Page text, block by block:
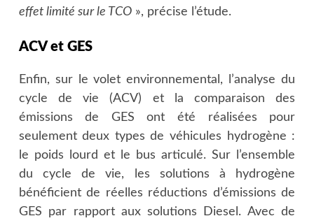
effet limité sur le TCO», précise l’étude.
ACV et GES
Enfin, sur le volet environnemental, l’analyse du
cycle de vie (ACV) et la comparaison des
émissions de GES ont été réalisées pour
seulement deux types de véhicules hydrogène :
le poids lourd et le bus articulé. Sur l’ensemble
du cycle de vie, les solutions à hydrogène
bénéficient de réelles réductions d’émissions de
GES par rapport aux solutions Diesel. Avec de